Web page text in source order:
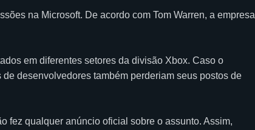
na Microsoft. De acordo com Tom Warren, a empresa
em diferentes setores da divisão Xbox. Caso o
desenvolvedores também perderiam seus postos de
fez qualquer anúncio oficial sobre o assunto. Assim,